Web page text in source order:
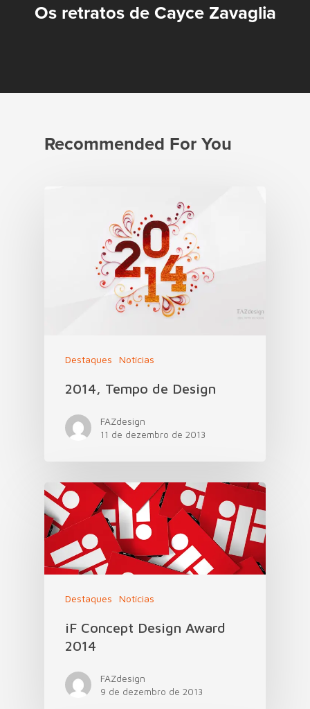
Os retratos de Cayce Zavaglia
Recommended For You
Destaques Notícias
2014, Tempo de Design
FAZdesign
11 de dezembro de 2013
Destaques Notícias
iF Concept Design Award
2014
FAZdesign
9 de dezembro de 2013
Sobre
Contato